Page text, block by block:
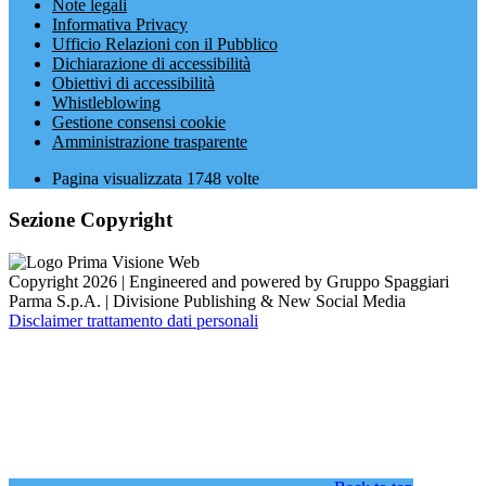
Note legali
Informativa Privacy
Ufficio Relazioni con il Pubblico
Dichiarazione di accessibilità
Obiettivi di accessibilità
Whistleblowing
Gestione consensi cookie
Amministrazione trasparente
Pagina visualizzata 1748 volte
Sezione Copyright
Copyright 2026 | Engineered and powered by Gruppo Spaggiari
Parma S.p.A. | Divisione Publishing & New Social Media
Disclaimer trattamento dati personali